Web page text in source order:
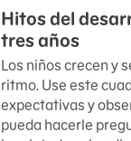
Hitos del
tres años
Los niños crecen y
ritmo. Use este
expectativas y
pueda hacerle